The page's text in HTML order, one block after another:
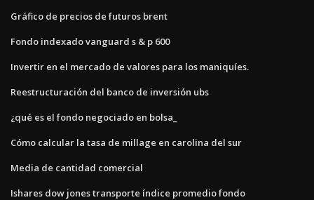
Gráfico de precios de futuros brent
Fondo indexado vanguard s & p 600
Invertir en el mercado de valores para los maniquíes.
Reestructuración del banco de inversión ubs
¿qué es el fondo negociado en bolsa_
Cómo calcular la tasa de millage en carolina del sur
Media de cantidad comercial
Ishares dow jones transporte índice promedio fondo